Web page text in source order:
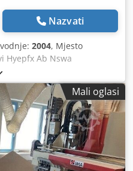
Nazvati
2004, Mjesto
Hyepfx Ab Nswa
Mali oglasi